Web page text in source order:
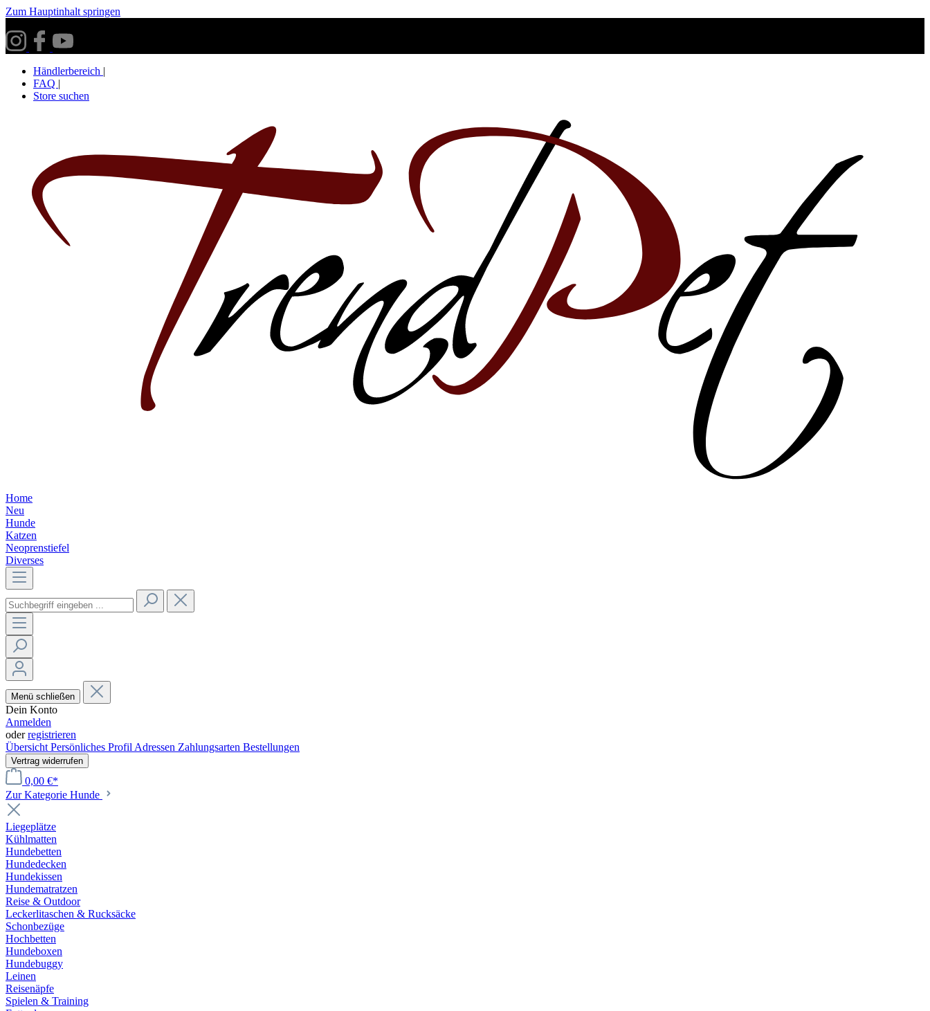
Zum Hauptinhalt springen
Händlerbereich |
FAQ |
Store suchen
Home
Neu
Hunde
Katzen
Neoprenstiefel
Diverses
Menü schließen
Dein Konto
Anmelden
oderregistrieren
ÜbersichtPersönliches ProfilAdressen Zahlungsarten Bestellungen
Vertrag widerrufen
0,00 €*
Zur Kategorie Hunde
Liegeplätze
Kühlmatten
Hundebetten
Hundedecken
Hundekissen
Hundematratzen
Reise & Outdoor
Leckerlitaschen & Rucksäcke
Schonbezüge
Hochbetten
Hundeboxen
Hundebuggy
Leinen
Reisenäpfe
Spielen & Training